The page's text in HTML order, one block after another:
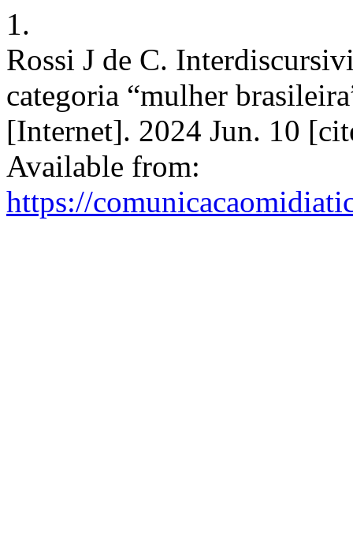
1.
Rossi J de C.
categoria “mulher
[Internet]. 2024 Jun. 10
Available from:
https://